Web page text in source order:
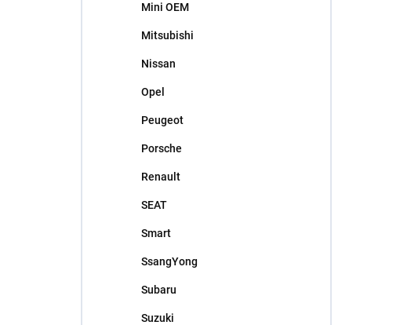
Mini OEM
Mitsubishi
Nissan
Opel
Peugeot
Porsche
Renault
SEAT
Smart
SsangYong
Subaru
Suzuki